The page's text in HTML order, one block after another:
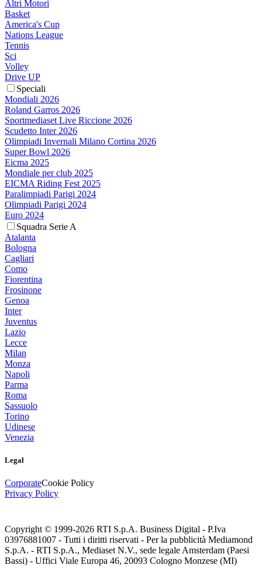
Altri Motori
Basket
America's Cup
Nations League
Tennis
Sci
Volley
Drive UP
Speciali
Mondiali 2026
Roland Garros 2026
Sportmediaset Live Riccione 2026
Scudetto Inter 2026
Olimpiadi Invernali Milano Cortina 2026
Super Bowl 2026
Eicma 2025
Mondiale per club 2025
EICMA Riding Fest 2025
Paralimpiadi Parigi 2024
Olimpiadi Parigi 2024
Euro 2024
Squadra Serie A
Atalanta
Bologna
Cagliari
Como
Fiorentina
Frosinone
Genoa
Inter
Juventus
Lazio
Lecce
Milan
Monza
Napoli
Parma
Roma
Sassuolo
Torino
Udinese
Venezia
Legal
CorporateCookie Policy
Privacy Policy
Copyright © 1999-2026 RTI S.p.A. Business Digital - P.Iva
03976881007 - Tutti i diritti riservati - Per la pubblicità Mediamond
S.p.A. - RTI S.p.A., Mediaset N.V., sede legale Amsterdam (Paesi
Bassi) - Uffici Viale Europa 46, 20093 Cologno Monzese (MI)